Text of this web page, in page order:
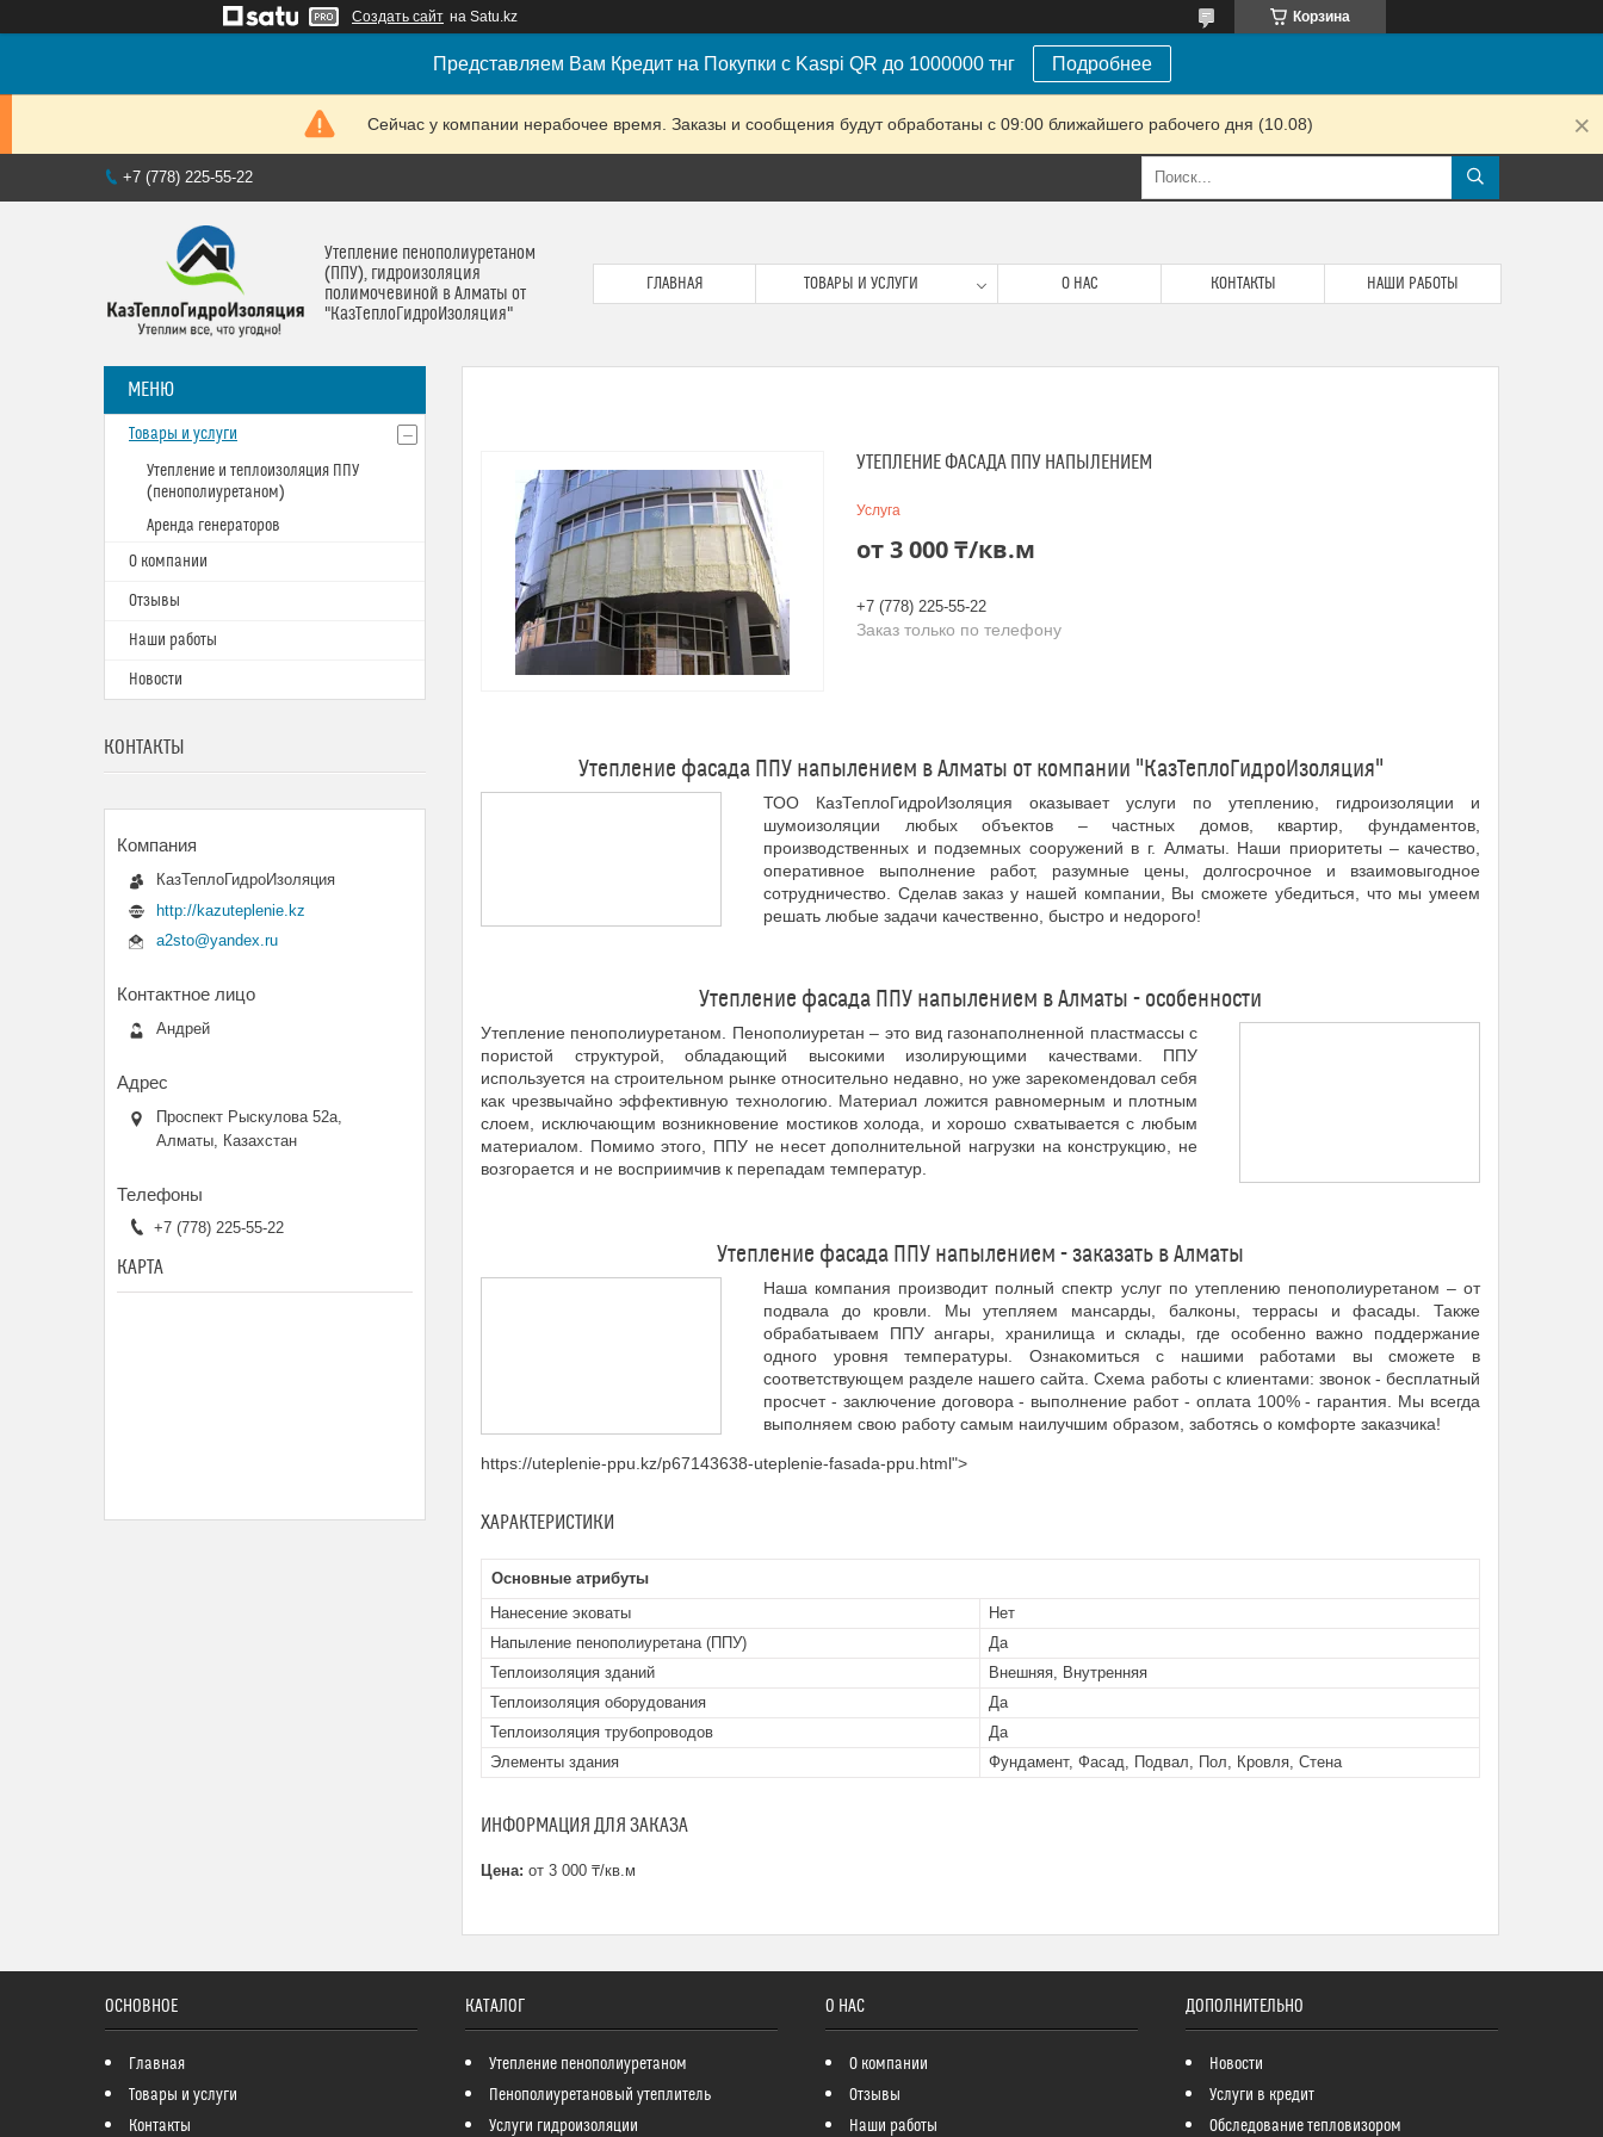
Создать сайт на Satu.kz Корзина
Представляем Вам Кредит на Покупки с Kaspi QR до 1000000 тнг Подробнее
Сейчас у компании нерабочее время. Заказы и сообщения будут обработаны с 09:00 ближайшего рабочего дня (10.08)
+7 (778) 225-55-22
Утепление пенополиуретаном
(ППУ), гидроизоляция
полимочевиной в Алматы от
"КазТеплоГидроИзоляция"
ГЛАВНАЯ ТОВАРЫ И УСЛУГИ О НАС КОНТАКТЫ НАШИ РАБОТЫ
УТЕПЛЕНИЕ ФАСАДА ППУ НАПЫЛЕНИЕМ
Услуга
от3 000 ₸/кв.м
+7 (778) 225-55-22
Заказ только по телефону
Утепление фасада ППУ напылением в Алматы от компании "КазТеплоГидроИзоляция"
ТОО КазТеплоГидроИзоляция оказывает услуги по утеплению, гидроизоляции и
шумоизоляции любых объектов – частных домов, квартир, фундаментов,
производственных и подземных сооружений в г. Алматы. Наши приоритеты – качество,
оперативное выполнение работ, разумные цены, долгосрочное и взаимовыгодное
сотрудничество. Сделав заказ у нашей компании, Вы сможете убедиться, что мы умеем
решать любые задачи качественно, быстро и недорого!
Утепление фасада ППУ напылением в Алматы - особенности
Утепление пенополиуретаном. Пенополиуретан – это вид газонаполненной пластмассы с
пористой структурой, обладающий высокими изолирующими качествами. ППУ
используется на строительном рынке относительно недавно, но уже зарекомендовал себя
как чрезвычайно эффективную технологию. Материал ложится равномерным и плотным
слоем, исключающим возникновение мостиков холода, и хорошо схватывается с любым
материалом. Помимо этого, ППУ не несет дополнительной нагрузки на конструкцию, не
возгорается и не восприимчив к перепадам температур.
Утепление фасада ППУ напылением - заказать в Алматы
Наша компания производит полный спектр услуг по утеплению пенополиуретаном – от
подвала до кровли. Мы утепляем мансарды, балконы, террасы и фасады. Также
обрабатываем ППУ ангары, хранилища и склады, где особенно важно поддержание
одного уровня температуры. Ознакомиться с нашими работами вы сможете в
соответствующем разделе нашего сайта. Схема работы с клиентами: звонок - бесплатный
просчет - заключение договора - выполнение работ - оплата 100% - гарантия. Мы всегда
выполняем свою работу самым наилучшим образом, заботясь о комфорте заказчика!
https://uteplenie-ppu.kz/p67143638-uteplenie-fasada-ppu.html">
ХАРАКТЕРИСТИКИ
Основные атрибуты
Нанесение эковаты
Нет
Напыление пенополиуретана (ППУ)
Да
Теплоизоляция зданий
Внешняя, Внутренняя
Теплоизоляция оборудования
Да
Теплоизоляция трубопроводов
Да
Элементы здания
Фундамент, Фасад, Подвал, Пол, Кровля, Стена
ИНФОРМАЦИЯ ДЛЯ ЗАКАЗА
Цена: от 3 000 ₸/кв.м
Товары и услуги
Утепление и теплоизоляция ППУ
(пенополиуретаном)
Аренда генераторов
О компании
Отзывы
Наши работы
Новости
КОНТАКТЫ
КазТеплоГидроИзоляция
http://kazuteplenie.kz
a2sto@yandex.ru
Андрей
Проспект Рыскулова 52а,
Алматы, Казахстан
+7 (778) 225-55-22
КАРТА
ОСНОВНОЕ
Главная
Товары и услуги
Контакты
КАТАЛОГ
Утепление пенополиуретаном
Пенополиуретановый утеплитель
Услуги гидроизоляции
О НАС
О компании
Отзывы
Наши работы
ДОПОЛНИТЕЛЬНО
Новости
Услуги в кредит
Обследование тепловизором